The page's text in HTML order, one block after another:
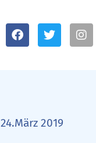
24.März 2019